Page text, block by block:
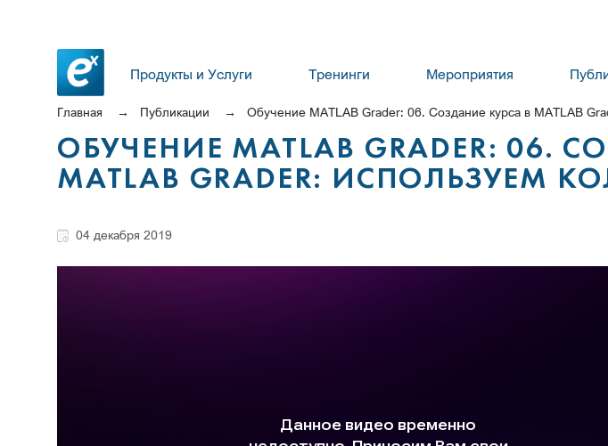
Продукты и Услуги Тренинги Мероприятия
Главная Публикации Обучение MATLAB Grader: 06. Создание курса в MATLAB
ОБУЧЕНИЕ MATLAB GRADER: 06.
MATLAB GRADER: ИСПОЛЬЗУЕМ
04 декабря 2019